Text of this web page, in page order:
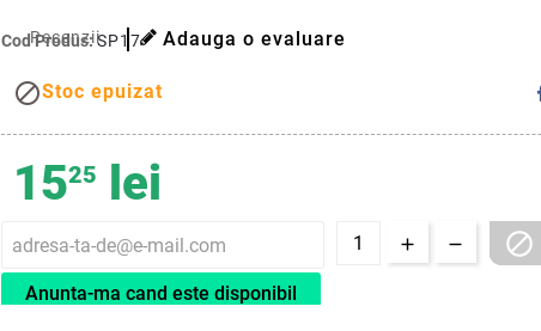
Cod Produs:SP17
Recenzii Adauga o evaluare
Stoc epuizat
1525 lei
Anunta-ma cand este disponibil
